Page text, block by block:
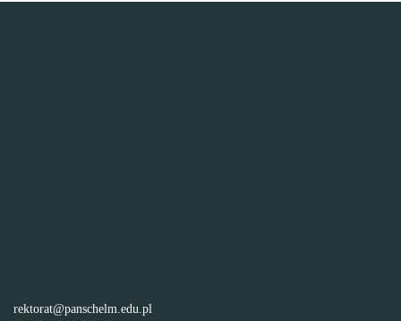
rektorat@panschelm.edu.pl